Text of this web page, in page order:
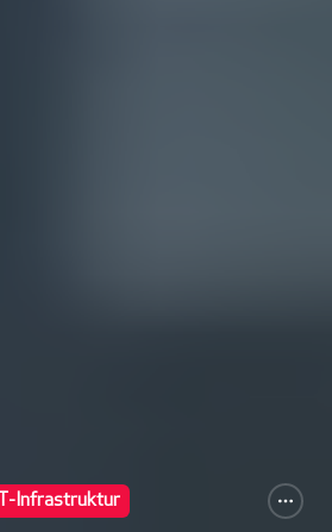
IT-Infrastruktur